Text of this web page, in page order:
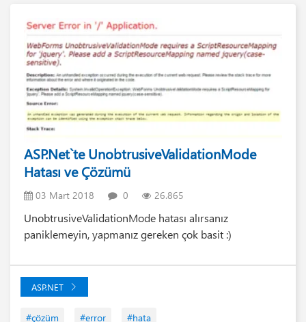
ASP.Net`te UnobtrusiveValidationMode
Hatası ve Çözümü
03 Mart 2018 0 26.865
UnobtrusiveValidationMode hatası alırsanız
paniklemeyin, yapmanız gereken çok basit :)
ASP.NET
#çözüm #error
#hata